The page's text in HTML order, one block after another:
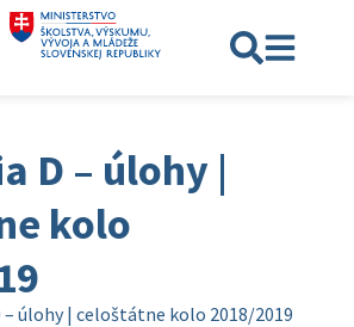
D – úlohy |
kolo
úlohy | celoštátne kolo 2018/2019